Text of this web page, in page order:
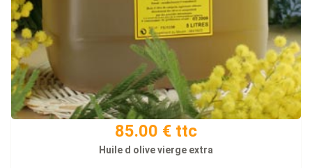
85.00 € ttc
Huile d olive vierge extra